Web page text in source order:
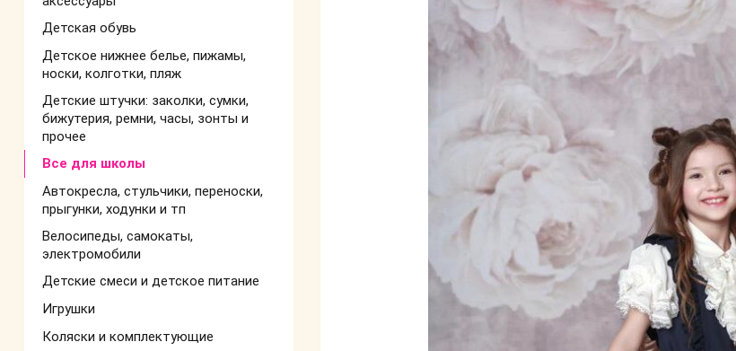
Детская обувь
Детское нижнее белье, пижамы,
носки, колготки, пляж
Детские штучки: заколки, сумки,
бижутерия, ремни, часы, зонты и
прочее
Все для школы
Автокресла, стульчики, переноски,
прыгунки, ходунки и тп
Велосипеды, самокаты,
электромобили
Детские смеси и детское питание
Игрушки
Коляски и комплектующие